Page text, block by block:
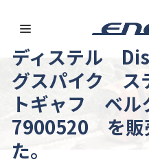
ディステル
グスパイク ス
トギャフ ベル
7900520 を販
た。